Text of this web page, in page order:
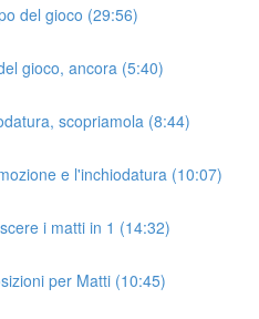
del gioco (29:56)
gioco, ancora (5:40)
scopriamola (8:44)
e l'inchiodatura (10:07)
i matti in 1 (14:32)
per Matti (10:45)